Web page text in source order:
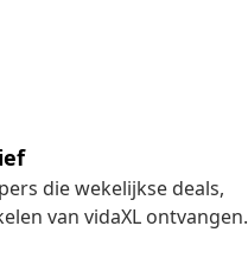
die wekelijkse deals,
van vidaXL ontvangen.